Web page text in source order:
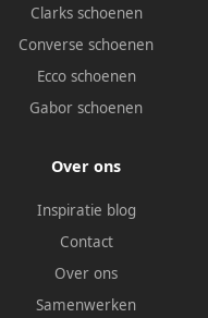
Clarks schoenen
Converse schoenen
Ecco schoenen
Gabor schoenen
Over ons
Inspiratie blog
Contact
Over ons
Samenwerken